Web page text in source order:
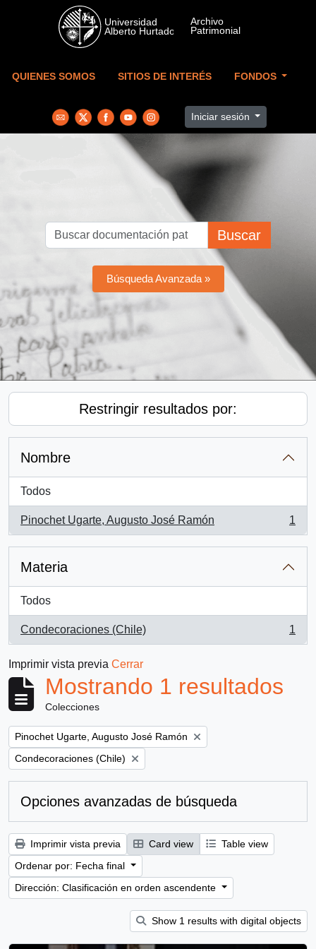
Skip to main content
QUIENES SOMOS SITIOS DE INTERÉS FONDOS
Iniciar sesión
Buscar
Búsqueda Avanzada »
Restringir resultados por:
Nombre
Todos
Pinochet Ugarte, Augusto José Ramón
, 1 resultados
1
Materia
Todos
Condecoraciones (Chile)
, 1 resultados
1
Imprimir vista previa Cerrar
Mostrando 1 resultados
Colecciones
Remove filter:
Pinochet Ugarte, Augusto José Ramón
Remove filter:
Condecoraciones (Chile)
Opciones avanzadas de búsqueda
Imprimir vista previa Card view
Table view
Ordenar por: Fecha final
Dirección: Clasificación en orden ascendente
Show 1 results with digital objects